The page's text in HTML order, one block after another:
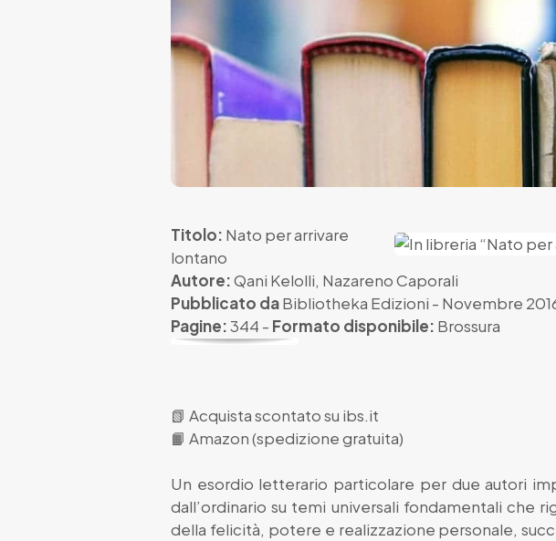
Titolo: Nato per arrivare
lontano
Autore:Qani Kelolli, Nazareno Caporali
Pubblicato daBibliotheka Edizioni - Novembre
Pagine:344 - Formato disponibile: Brossura
📗 Acquista scontato su ibs.it
📙 Amazon (spedizione gratuita)
Un esordio letterario particolare per due autori
dall’ordinario su temi universali fondamentali che
della felicità, potere e realizzazione personale,